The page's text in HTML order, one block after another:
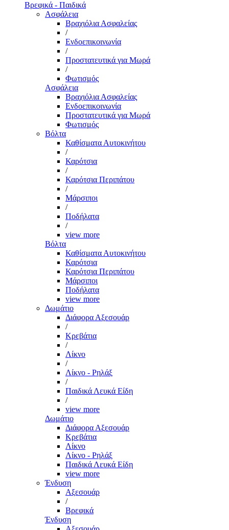
Βρεφικά - Παιδικά
Ασφάλεια
Βραχιόλια Ασφαλείας
/
Ενδοεπικοινωνία
/
Προστατευτικά για Μωρά
/
Φωτισμός
Ασφάλεια
Βραχιόλια Ασφαλείας
Ενδοεπικοινωνία
Προστατευτικά για Μωρά
Φωτισμός
Βόλτα
Καθίσματα Αυτοκινήτου
/
Καρότσια
/
Καρότσια Περιπάτου
/
Μάρσιποι
/
Ποδήλατα
/
view more
Βόλτα
Καθίσματα Αυτοκινήτου
Καρότσια
Καρότσια Περιπάτου
Μάρσιποι
Ποδήλατα
view more
Δωμάτιο
Διάφορα Αξεσουάρ
/
Κρεβάτια
/
Λίκνο
/
Λίκνο - Ρηλάξ
/
Παιδικά Λευκά Είδη
/
view more
Δωμάτιο
Διάφορα Αξεσουάρ
Κρεβάτια
Λίκνο
Λίκνο - Ρηλάξ
Παιδικά Λευκά Είδη
view more
Ένδυση
Αξεσουάρ
/
Βρεφικά
Ένδυση